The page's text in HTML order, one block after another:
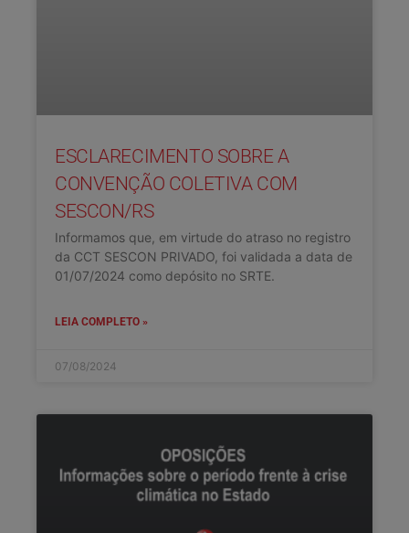
ESCLARECIMENTO SOBRE A
CONVENÇÃO COLETIVA COM
SESCON/RS
Informamos que, em virtude do atraso no registro
da CCT SESCON PRIVADO, foi validada a data de
01/07/2024 como depósito no SRTE.
LEIA COMPLETO »
07/08/2024